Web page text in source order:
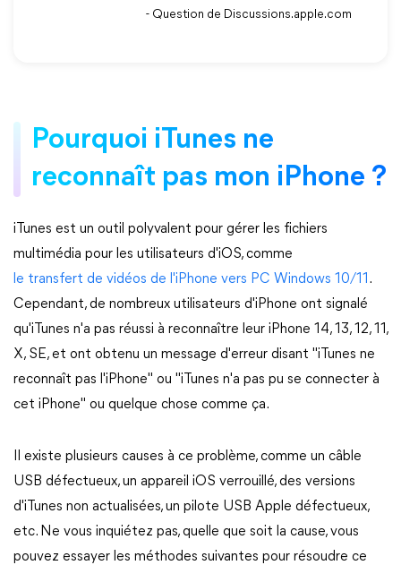
- Question de Discussions.apple.com
Pourquoi iTunes ne
reconnaît pas mon iPhone ?
iTunes est un outil polyvalent pour gérer les fichiers
multimédia pour les utilisateurs d'iOS, comme
le transfert de vidéos de l'iPhone vers PC Windows 10/11 .
Cependant, de nombreux utilisateurs d'iPhone ont signalé
qu'iTunes n'a pas réussi à reconnaître leur iPhone 14, 13, 12, 11,
X, SE, et ont obtenu un message d'erreur disant "iTunes ne
reconnaît pas l'iPhone" ou "iTunes n'a pas pu se connecter à
cet iPhone" ou quelque chose comme ça.
Il existe plusieurs causes à ce problème, comme un câble
USB défectueux, un appareil iOS verrouillé, des versions
d'iTunes non actualisées, un pilote USB Apple défectueux,
etc. Ne vous inquiétez pas, quelle que soit la cause, vous
pouvez essayer les méthodes suivantes pour résoudre ce